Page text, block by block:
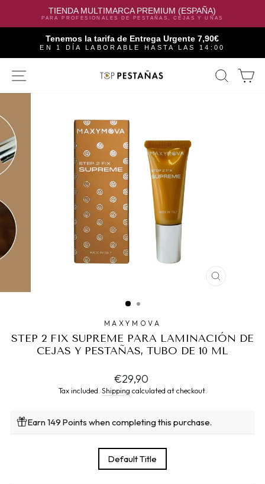
TIENDA MULTIMARCA PREMIUM (ESPAÑA)
PARA PROFESIONALES DE PESTAÑAS, CEJAS Y UÑAS
Tenemos la tarifa de Entrega Urgente 7,90€
EN 1 DÍA LABORABLE HASTA LAS 14:00
SITE NAVIGATION
CLOSE
MAXYMOVA
STEP 2 FIX SUPREME PARA LAMINACIÓN DE
CEJAS Y PESTAÑAS, TUBO DE 10 ML
Regular
price
€29,90
Tax included. Shipping calculated at checkout.
Earn 149 Points when completing this purchase.
Default Title